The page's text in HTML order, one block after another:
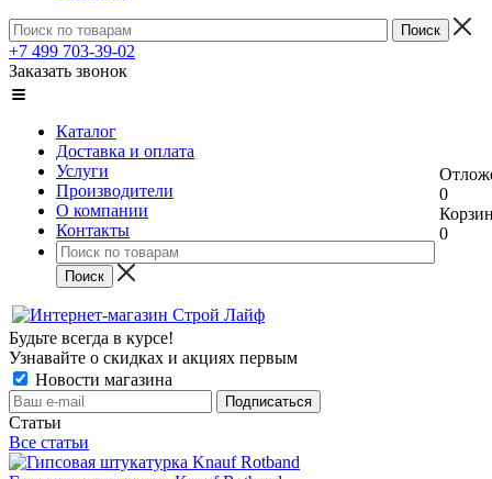
+7 499 703-39-02
Заказать звонок
Каталог
Доставка и оплата
Услуги
Производители
О компании
Контакты
0
0
Будьте всегда в курсе!
Узнавайте о скидках и акциях первым
Новости магазина
Статьи
Все статьи